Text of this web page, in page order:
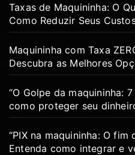
Taxas de Maquininha: O
Como Reduzir Seus
Maquininha com Taxa
Descubra as Melhores
“O Golpe da maquininha:
como proteger seu
“PIX na maquininha: O
Entenda como integrar e